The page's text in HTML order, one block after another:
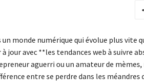
un monde numérique qui évolue plus vite
jour avec **les tendances web à suivre
aguerri ou un amateur de
entre se perdre dans les